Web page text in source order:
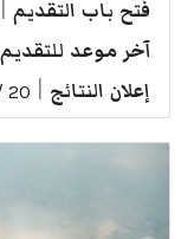
فتح باب التقديم
آخر موعد للتقديم
إعلان النتائج 20 / 8 / 2026